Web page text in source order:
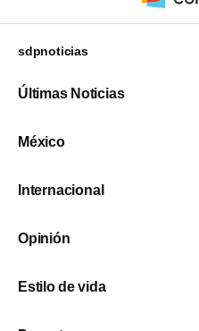
sdpnoticias
Últimas Noticias
México
Internacional
Opinión
Estilo de vida